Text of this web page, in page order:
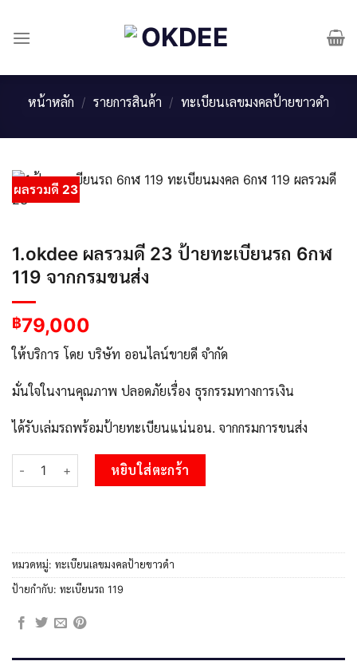
content
หน้าหลัก / รายการสินค้า / ทะเบียนเลขมงคลป้ายขาวดำ
ผลรวมดี 23
1.okdee ผลรวมดี 23 ป้ายทะเบียนรถ 6กฬ
119 จากกรมขนส่ง
฿79,000
ให้บริการ โดย บริษัท ออนไลน์ขายดี จำกัด
มั่นใจในงานคุณภาพ ปลอดภัยเรื่อง ธุรกรรมทางการเงิน
ได้รับเล่มรถพร้อมป้ายทะเบียนแน่นอน. จากกรมการขนส่ง
จำนวน 1.okdee ผลรวมดี 23 ป้ายทะเบียนรถ 6กฬ 119 จากกรมขนส่
หยิบใส่ตะกร้า
หมวดหมู่: ทะเบียนเลขมงคลป้ายขาวดำ
ป้ายกำกับ: ทะเบียนรถ 119